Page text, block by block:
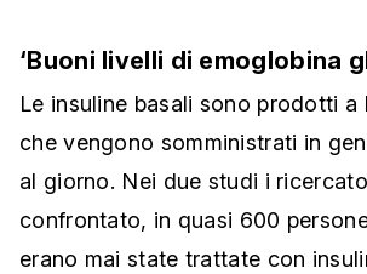
‘Buoni livelli di emoglobina
Le insuline basali sono prodotti a
che vengono somministrati in
al giorno. Nei due studi i
confrontato, in quasi 600
erano mai state trattate con